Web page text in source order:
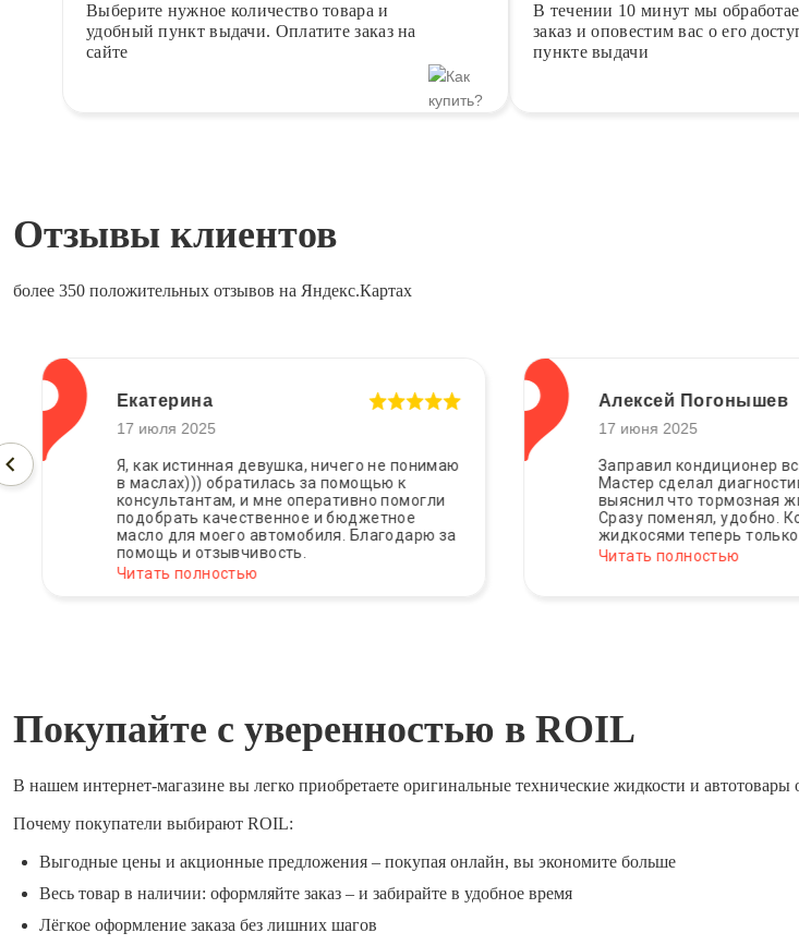
Выберите нужное количество товара и
удобный пункт выдачи. Оплатите заказ на
сайте
В течении 10 минут мы
заказ и оповестим вас о его
пункте выдачи
Отзывы клиентов
более 350 положительных отзывов на Яндекс.Картах
Екатерина
17 июля 2025
Я, как истинная девушка, ничего не понимаю
в маслах))) обратилась за помощью к
консультантам, и мне оперативно помогли
подобрать качественное и бюджетное
масло для моего автомобиля. Благодарю за
помощь и отзывчивость.
Читать полностью
Алексей Погонышев
17 июня 2025
Заправил кондиционер все
Мастер сделал диагностику
выяснил что тормозная
Сразу поменял, удобно.
жидкосями теперь только к
Читать полностью
Покупайте с уверенностью в ROIL
В нашем интернет-магазине вы легко приобретаете оригинальные технические жидкости и автотовары
Почему покупатели выбирают ROIL:
Выгодные цены и акционные предложения – покупая онлайн, вы экономите больше
Весь товар в наличии: оформляйте заказ – и забирайте в удобное время
Лёгкое оформление заказа без лишних шагов